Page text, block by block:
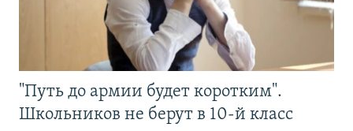
"Путь до армии будет коротким".
Школьников не берут в 10-й класс